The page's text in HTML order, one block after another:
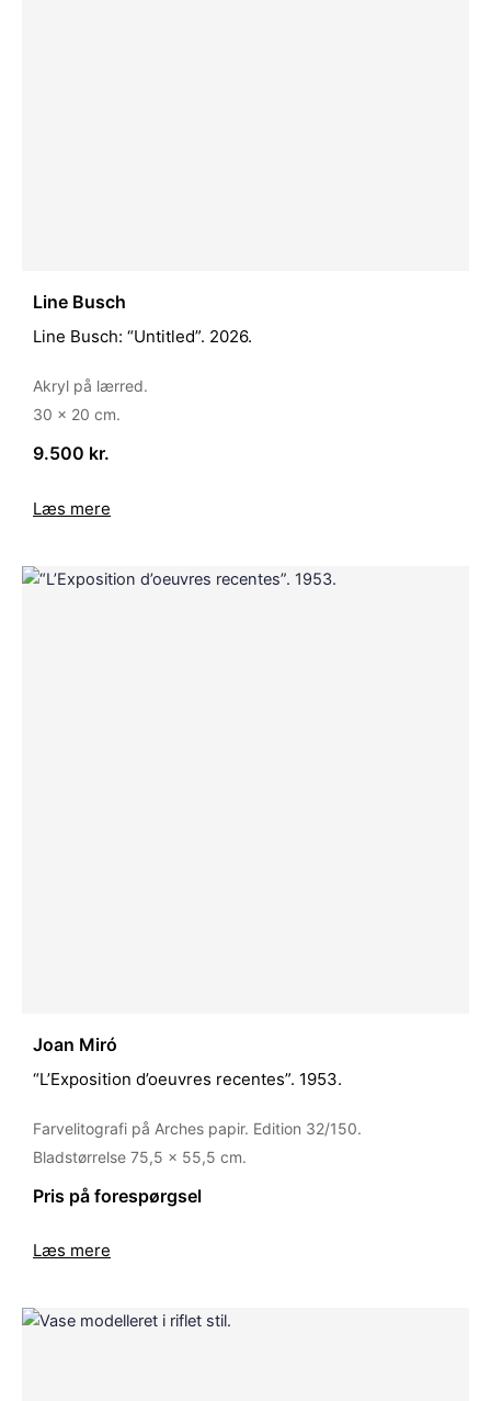
Line Busch
Line Busch: “Untitled”. 2026.
Akryl på lærred.
30 x 20 cm.
9.500 kr.
Læs mere
Joan Miró
“L’Exposition d’oeuvres recentes”. 1953.
Farvelitografi på Arches papir. Edition 32/150.
Bladstørrelse 75,5 x 55,5 cm.
Pris på forespørgsel
Læs mere